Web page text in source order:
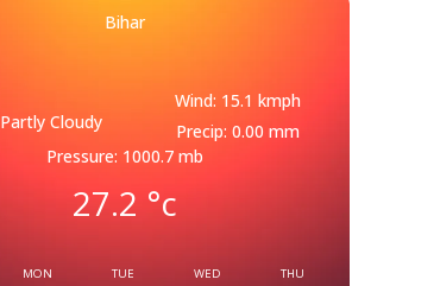
Bihar
Partly Cloudy
Wind: 15.1 kmph
Precip: 0.00 mm
Pressure: 1000.7 mb
27.2 °c
MON TUE WED THU